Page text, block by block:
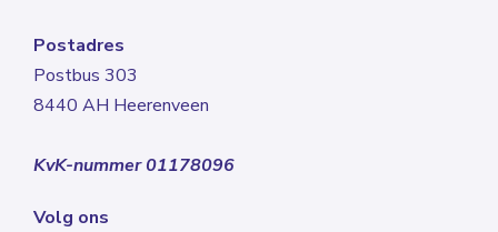
Postadres
Postbus 303
8440 AH Heerenveen
KvK-nummer 01178096
Volg ons